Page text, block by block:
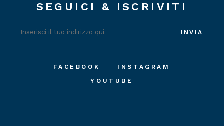
SEGUICI & ISCRIVITI
INVIA
FACEBOOK
INSTAGRAM
YOUTUBE